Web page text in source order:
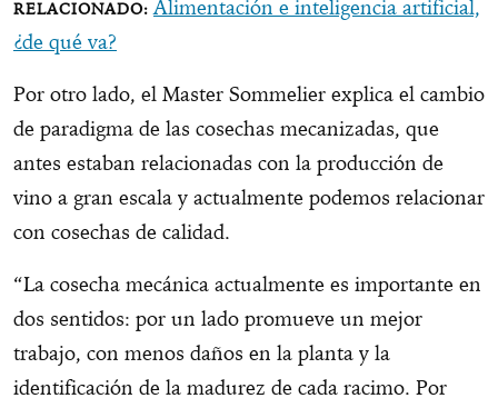
Alimentación e inteligencia artificial,
¿de qué va?
Por otro lado, el Master Sommelier explica el cambio
de paradigma de las cosechas mecanizadas, que
antes estaban relacionadas con la producción de
vino a gran escala y actualmente podemos relacionar
con cosechas de calidad.
“La cosecha mecánica actualmente es importante en
dos sentidos: por un lado promueve un mejor
trabajo, con menos daños en la planta y la
identificación de la madurez de cada racimo. Por